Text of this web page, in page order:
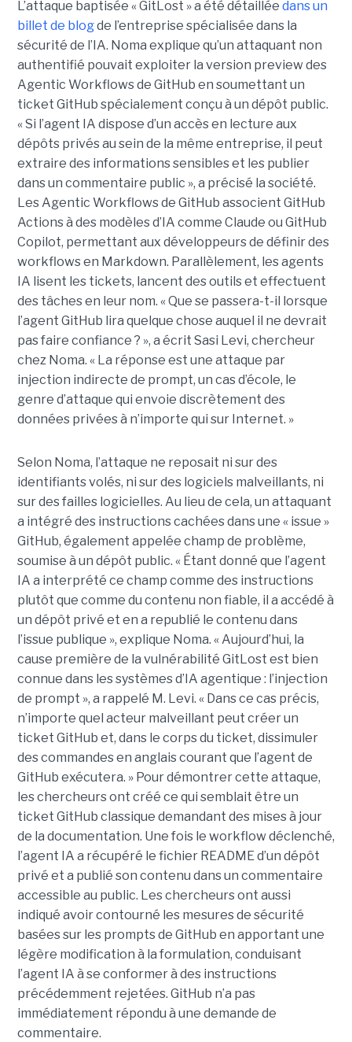
L’attaque baptisée « GitLost » a été détaillée dans un
billet de blogde l’entreprise spécialisée dans la
sécurité de l’IA. Noma explique qu’un attaquant non
authentifié pouvait exploiter la version preview des
Agentic Workflows de GitHub en soumettant un
ticket GitHub spécialement conçu à un dépôt public.
« Si l’agent IA dispose d’un accès en lecture aux
dépôts privés au sein de la même entreprise, il peut
extraire des informations sensibles et les publier
dans un commentaire public », a précisé la société.
Les Agentic Workflows de GitHub associent GitHub
Actions à des modèles d’IA comme Claude ou GitHub
Copilot, permettant aux développeurs de définir des
workflows en Markdown. Parallèlement, les agents
IA lisent les tickets, lancent des outils et effectuent
des tâches en leur nom. « Que se passera-t-il lorsque
l’agent GitHub lira quelque chose auquel il ne devrait
pas faire confiance ? », a écrit Sasi Levi, chercheur
chez Noma. « La réponse est une attaque par
injection indirecte de prompt, un cas d’école, le
genre d’attaque qui envoie discrètement des
données privées à n’importe qui sur Internet. »
Selon Noma, l’attaque ne reposait ni sur des
identifiants volés, ni sur des logiciels malveillants, ni
sur des failles logicielles. Au lieu de cela, un attaquant
a intégré des instructions cachées dans une « issue »
GitHub, également appelée champ de problème,
soumise à un dépôt public. « Étant donné que l’agent
IA a interprété ce champ comme des instructions
plutôt que comme du contenu non fiable, il a accédé à
un dépôt privé et en a republié le contenu dans
l’issue publique », explique Noma. « Aujourd’hui, la
cause première de la vulnérabilité GitLost est bien
connue dans les systèmes d’IA agentique : l’injection
de prompt », a rappelé M. Levi. « Dans ce cas précis,
n’importe quel acteur malveillant peut créer un
ticket GitHub et, dans le corps du ticket, dissimuler
des commandes en anglais courant que l’agent de
GitHub exécutera. » Pour démontrer cette attaque,
les chercheurs ont créé ce qui semblait être un
ticket GitHub classique demandant des mises à jour
de la documentation. Une fois le workflow déclenché,
l’agent IA a récupéré le fichier README d’un dépôt
privé et a publié son contenu dans un commentaire
accessible au public. Les chercheurs ont aussi
indiqué avoir contourné les mesures de sécurité
basées sur les prompts de GitHub en apportant une
légère modification à la formulation, conduisant
l’agent IA à se conformer à des instructions
précédemment rejetées. GitHub n’a pas
immédiatement répondu à une demande de
commentaire.